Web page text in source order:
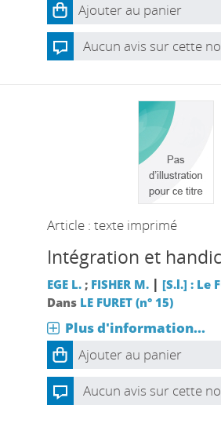
Ajouter au panier
Aucun avis sur cette
Article : texte imprimé
Intégration et
EGE L.; FISHER M. | [S.l.] : Le
Dans LE FURET (n° 15)
Plus d'information...
Ajouter au panier
Aucun avis sur cette